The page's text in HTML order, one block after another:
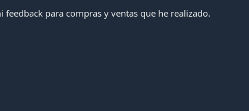
feedback para compras y ventas que he realizado.